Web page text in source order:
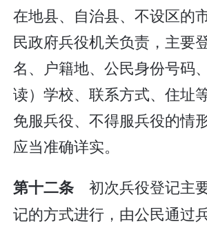
在地县、自治县、不设区的
民政府兵役机关负责，主要
名、户籍地、公民身份号码
读）学校、联系方式、住址
免服兵役、不得服兵役的情
应当准确详实。
第十二条初次兵役登记主
记的方式进行，由公民通过